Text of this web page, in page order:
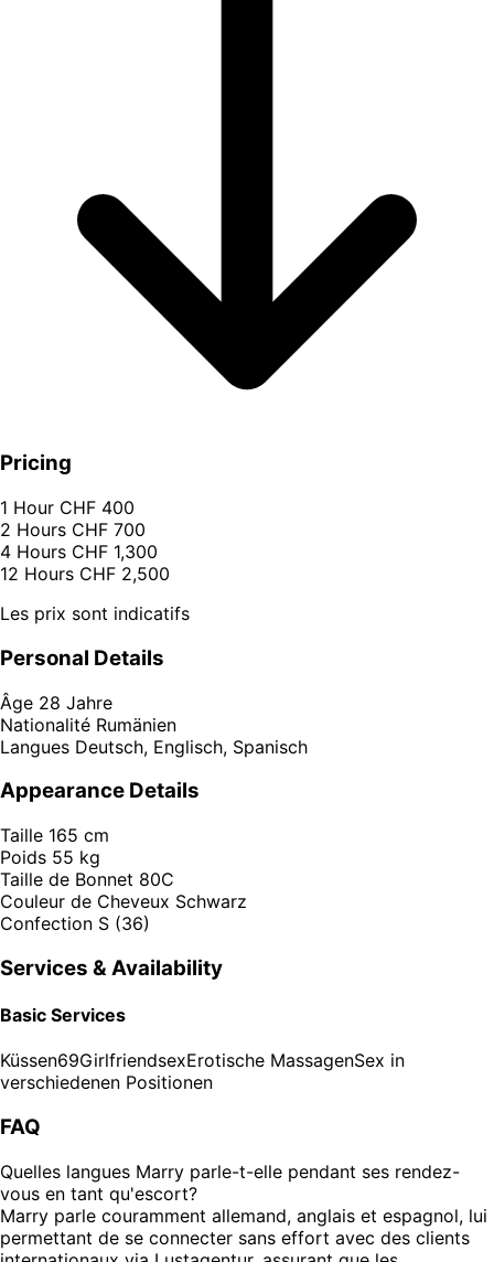
Pricing
1 Hour CHF 400
2 Hours CHF 700
4 Hours CHF 1,300
12 Hours CHF 2,500
Les prix sont indicatifs
Personal Details
Âge 28 Jahre
Nationalité Rumänien
Langues Deutsch, Englisch, Spanisch
Appearance Details
Taille 165 cm
Poids 55 kg
Taille de Bonnet 80C
Couleur de Cheveux Schwarz
Confection S (36)
Services & Availability
Basic Services
Küssen69GirlfriendsexErotische MassagenSex in
verschiedenen Positionen
FAQ
Quelles langues Marry parle-t-elle pendant ses rendez-
vous en tant qu'escort?
Marry parle couramment allemand, anglais et espagnol, lui
permettant de se connecter sans effort avec des clients